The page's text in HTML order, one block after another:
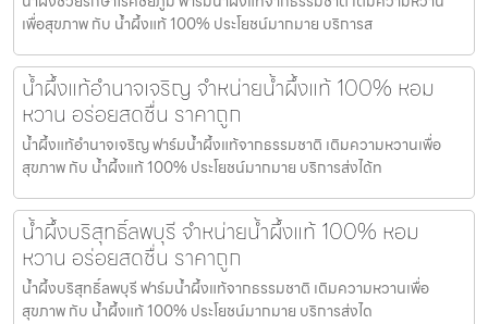
เพื่อสุขภาพ กับ น้ำผึ้งแท้ 100% ประโยชน์มากมาย บริการส
น้ำผึ้งแท้อำนาจเจริญ จำหน่ายน้ำผึ้งแท้ 100% หอม
หวาน อร่อยสดชื่น ราคาถูก
น้ำผึ้งแท้อำนาจเจริญ ฟาร์มน้ำผึ้งแท้จากธรรมชาติ เติมความหวานเพื่อ
สุขภาพ กับ น้ำผึ้งแท้ 100% ประโยชน์มากมาย บริการส่งได้ท
น้ำผึ้งบริสุทธิ์ลพบุรี จำหน่ายน้ำผึ้งแท้ 100% หอม
หวาน อร่อยสดชื่น ราคาถูก
น้ำผึ้งบริสุทธิ์ลพบุรี ฟาร์มน้ำผึ้งแท้จากธรรมชาติ เติมความหวานเพื่อ
สุขภาพ กับ น้ำผึ้งแท้ 100% ประโยชน์มากมาย บริการส่งได